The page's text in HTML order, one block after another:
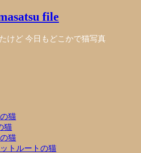
file
けど 今日もどこかで猫写真
猫
猫
猫
トルートの猫